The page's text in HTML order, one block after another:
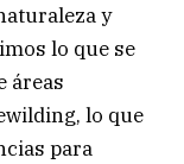
y
lo que se
áreas
lo que
para